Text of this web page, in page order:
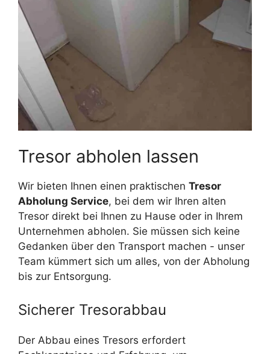
Tresor abholen lassen
Wir bieten Ihnen einen praktischen Tresor
Abholung Service, bei dem wir Ihren alten
Tresor direkt bei Ihnen zu Hause oder in Ihrem
Unternehmen abholen. Sie müssen sich keine
Gedanken über den Transport machen - unser
Team kümmert sich um alles, von der Abholung
bis zur Entsorgung.
Sicherer Tresorabbau
Der Abbau eines Tresors erfordert